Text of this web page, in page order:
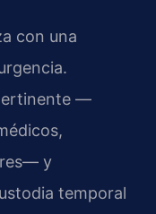
con una
—
y
temporal